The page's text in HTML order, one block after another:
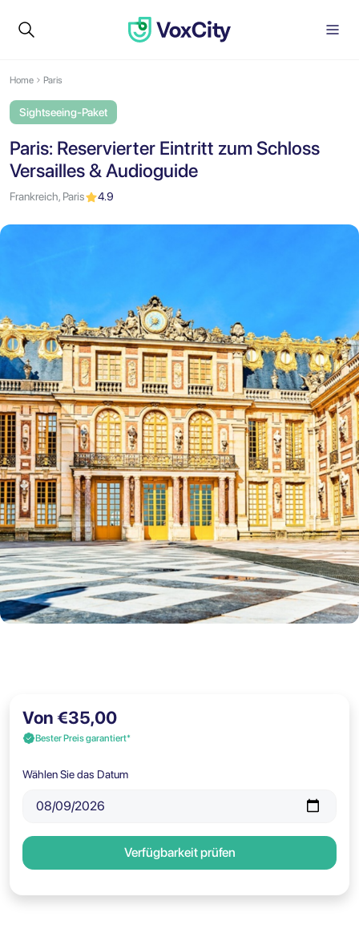
Home Paris
Sightseeing-Paket
Paris: Reservierter Eintritt zum Schloss
Versailles & Audioguide
Frankreich, Paris 4.9
Von €35,00
Bester Preis garantiert*
Wählen Sie das Datum
Verfügbarkeit prüfen